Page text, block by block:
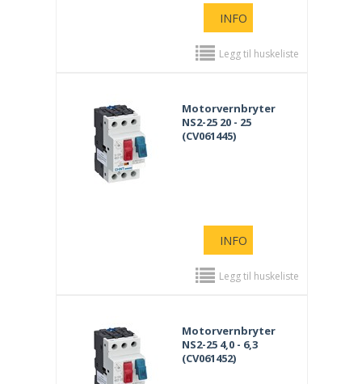
INFO
Legg til huskeliste
Motorvernbryter
NS2-25 20 - 25
(CV061445)
INFO
Legg til huskeliste
Motorvernbryter
NS2-25 4,0 - 6,3
(CV061452)